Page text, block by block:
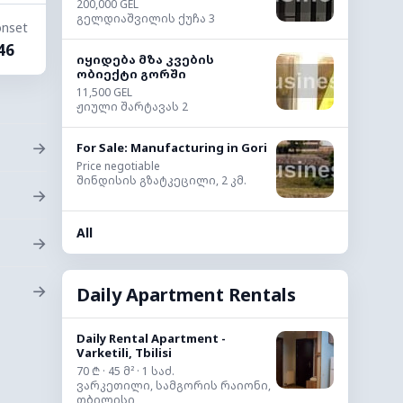
→
→
→
→
200,000 GEL
გელდიაშვილის ქუჩა 3
იყიდება მზა კვების
ობიექტი გორში
11,500 GEL
ჟიული შარტავას 2
For Sale: Manufacturing in Gori
Price negotiable
შინდისის გზატკეცილი, 2 კმ.
All
Daily Apartment Rentals
Daily Rental Apartment -
Varketili, Tbilisi
70 ₾ · 45 მ² · 1 საძ.
ვარკეთილი, სამგორის რაიონი,
თბილისი